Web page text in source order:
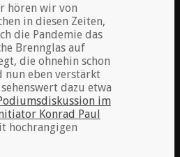
hören wir von
in diesen Zeiten,
die Pandemie das
Brennglas auf
die ohnehin schon
nun eben verstärkt
dazu etwa
im
Konrad Paul
hochrangigen